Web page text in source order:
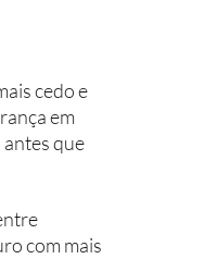
cedo e
em
que
com mais